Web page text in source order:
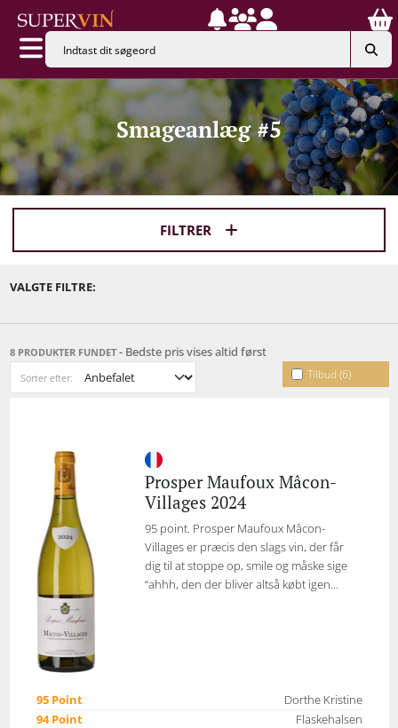
Smageanlæg #5
FILTRER
VALGTE FILTRE:
8 PRODUKTER FUNDET - Bedste pris vises altid først
Tilbud (6)
Sorter efter:
Prosper Maufoux Mâcon-
Villages 2024
95 point. Prosper Maufoux Mâcon-
Villages er præcis den slags vin, der får
dig til at stoppe op, smile og måske sige
“ahhh, den der bliver altså købt igen...
95 Point
Dorthe Kristine
94 Point
Flaskehalsen